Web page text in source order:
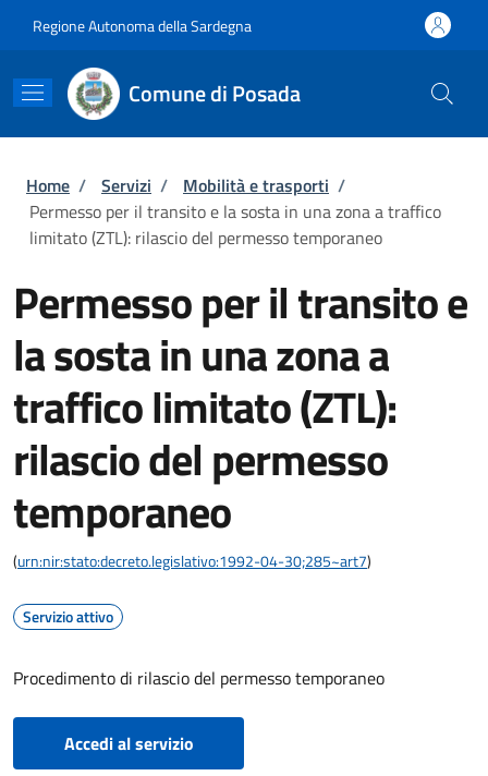
Regione Autonoma della Sardegna
Comune di Posada
Briciole di pane
Home / Servizi / Mobilità e trasporti /
Permesso per il transito e la sosta in una zona a traffico
limitato (ZTL): rilascio del permesso temporaneo
Permesso per il transito e
la sosta in una zona a
traffico limitato (ZTL):
rilascio del permesso
temporaneo
(urn:nir:stato:decreto.legislativo:1992-04-30;285~art7)
Servizio attivo
Procedimento di rilascio del permesso temporaneo
Accedi al servizio